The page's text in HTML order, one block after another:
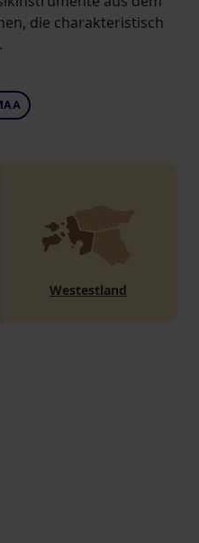
die charakteristisch
Westestland